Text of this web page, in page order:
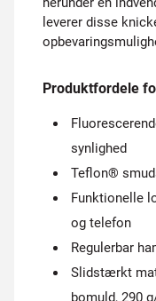
leverer disse
Produktfordele
synlighed
Teflon®
Funktionelle
og telefon
Regulerbar
Slidstærkt
bomuld, 290